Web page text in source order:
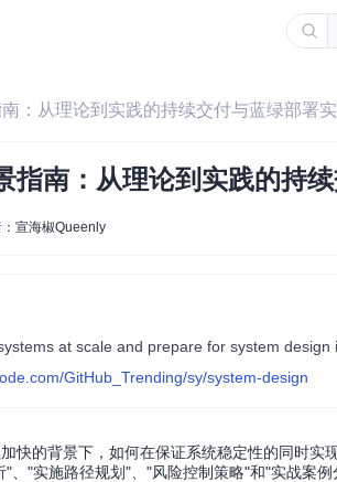
：从理论到实践的持续交付与蓝绿部署
指南：从理论到实践的持
宣海椒Queenly
at scale and prepare for system design
GitHub_Trending/sy/system-design
快的背景下，如何在保证系统稳定性的同时
、"实施路径规划"、"风险控制策略"和"实战案